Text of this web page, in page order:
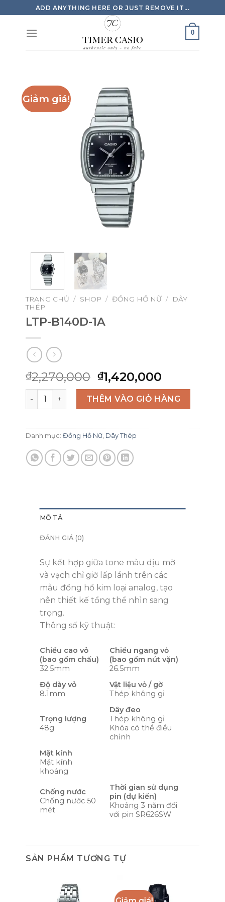
to
content
ADD ANYTHING HERE OR JUST REMOVE IT...
0
Giảm giá!
TRANG CHỦ / SHOP / ĐỒNG HỒ NỮ /
DÂY
THÉP
LTP-B140D-1A
₫2,270,000 Giá
gốc
là:
₫2,270,000.
₫1,420,000
hiện
tại
là:
LTP-B140D-1A số lượngTHÊM VÀO GIỎ HÀNG
Danh mục: Đồng Hồ Nữ, Dây Thép
MÔ TẢ
ĐÁNH GIÁ (0)
Sự kết hợp giữa tone màu dịu mờ
và vạch chỉ giờ lấp lánh trên các
mẫu đồng hồ kim loại analog, tạo
nên thiết kế tổng thể nhìn sang
trọng.
Thông số kỹ thuật:
Chiều cao vỏ
(bao gồm chấu)
32.5mm
Chiều ngang vỏ
(bao gồm nút vặn)
26.5mm
Độ dày vỏ
8.1mm
Vật liệu vỏ / gờ
Thép không gỉ
Trọng lượng
48g
Dây đeo
Thép không gỉ
Khóa có thể điều
chỉnh
Mặt kính
Mặt kính
khoáng
Chống nước
Chống nước 50
mét
Thời gian sử dụng
pin (dự kiến)
Khoảng 3 năm đối
với pin SR626SW
SẢN PHẨM TƯƠNG TỰ